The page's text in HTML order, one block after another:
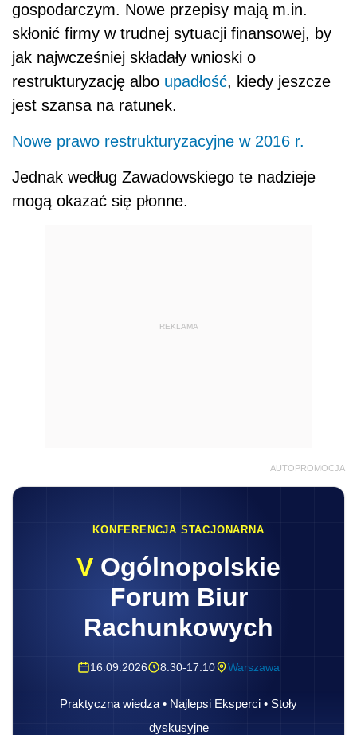
gospodarczym. Nowe przepisy mają m.in.
skłonić firmy w trudnej sytuacji finansowej, by
jak najwcześniej składały wnioski o
restrukturyzację albo upadłość, kiedy jeszcze
jest szansa na ratunek.
Nowe prawo restrukturyzacyjne w 2016 r.
Jednak według Zawadowskiego te nadzieje
mogą okazać się płonne.
REKLAMA
AUTOPROMOCJA
KONFERENCJA STACJONARNA
V Ogólnopolskie
Forum Biur
Rachunkowych
16.09.2026 8:30-17:10 Warszawa
Praktyczna wiedza • Najlepsi Eksperci • Stoły
dyskusyjne